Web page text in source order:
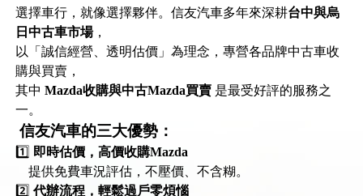
選擇車行，就像選擇夥伴。信友汽車多年來深耕台中與烏
日中古車市場，
以「誠信經營、透明估價」為理念，專營各品牌中古車收
購與買賣，
其中 Mazda收購與中古Mazda買賣是最受好評的服務之
一。
信友汽車的三大優勢：
1️⃣ 即時估價，高價收購Mazda
提供免費車況評估，不壓價、不含糊。
2️⃣代辦流程，輕鬆過戶零煩惱